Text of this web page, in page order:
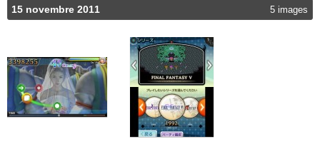
15 novembre 2011 5 images